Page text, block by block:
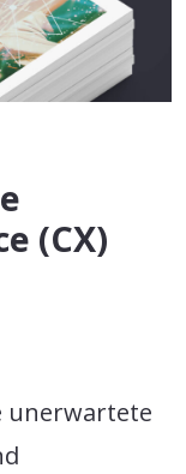
(CX)
unerwartete